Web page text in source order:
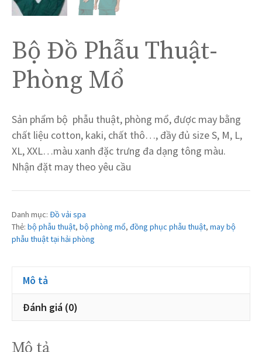
Bộ Đồ Phẫu Thuật-
Phòng Mổ
Sản phẩm bộ phẫu thuật, phòng mổ, được may bằng
chất liệu cotton, kaki, chất thô…, đầy đủ size S, M, L,
XL, XXL…màu xanh đặc trưng đa dạng tông màu.
Nhận đặt may theo yêu cầu
Danh mục: Đồ vải spa
Thẻ: bộ phẫu thuật, bộ phòng mổ, đồng phục phẫu thuật, may bộ
phẫu thuật tại hải phòng
Mô tả
Đánh giá (0)
Mô tả